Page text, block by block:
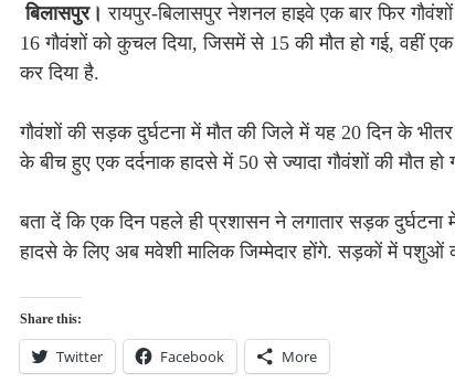
बिलासपुर।रायपुर-बिलासपुर नेशनल हाइवे एक बार फिर
16 गौवंशों को कुचल दिया, जिसमें से 15 की मौत हो गई,
कर दिया है.
गौवंशों की सड़क दुर्घटना में मौत की जिले में यह 20 दिन के
के बीच हुए एक दर्दनाक हादसे में 50 से ज्यादा गौवंशों की मौत हो
बता दें कि एक दिन पहले ही प्रशासन ने लगातार सड़क दुर्घटना
हादसे के लिए अब मवेशी मालिक जिम्मेदार होंगे. सड़कों में पशुओं
Share this:
Twitter Facebook More